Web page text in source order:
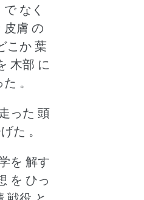
なく
膚 の
こか 葉
木部 に
。
った 頭
た 。
を 解す
を ひっ